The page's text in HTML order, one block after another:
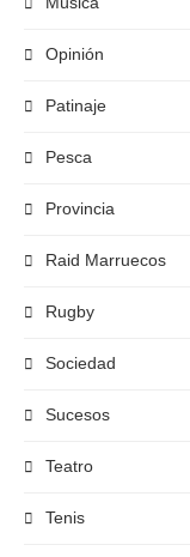
Opinión
Patinaje
Pesca
Provincia
Raid Marruecos
Rugby
Sociedad
Sucesos
Teatro
Tenis